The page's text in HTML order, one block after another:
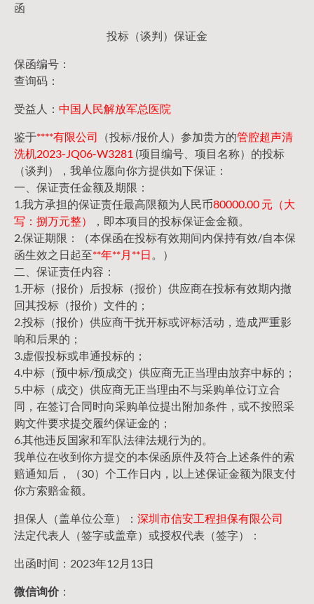
函
投标（谈判）保证金
保函编号：
查询码：
受益人： 中国人民解放军总医院
鉴于****有限公司 （投标/报价人）参加贵方的管腔超声清
洗机2023-JQ06-W3281 (项目编号、项目名称）的投标
（谈判），我单位愿向你方提供如下保证：
一、保证责任金额及期限：
1.我方承担的保证责任最高限额为人民币80000.00 元（大
写：捌万元整）
，即本项目的投标保证金金额。
2.保证期限：（本保函在投标有效期间内保持有效/自本保
函生效之日起至**年**月**日 。）
二、保证责任内容：
1.开标（报价）后投标（报价）供应商在投标有效期内撤
回其投标（报价）文件的；
2.投标（报价）供应商干扰开标或评标活动，造成严重影
响和后果的；
3.虚假投标或串通投标的；
4.中标（预中标/预成交）供应商无正当理由放弃中标的；
5.中标（成交）供应商无正当理由不与采购单位订立合
同，在签订合同时向采购单位提出附加条件，或不按照采
购文件要求提交履约保证金的；
6.其他违反国家和军队法律法规行为的。
我单位在收到你方提交的本保函原件及符合上述条件的索
赔通知后，（30）个工作日内，以上述保证金额为限支付
你方索赔金额。
担保人（盖单位公章）： 深圳市信安工程担保有限公司
法定代表人（签字或盖章）或授权代表（签字）：
出函时间：2023年12月13日
微信询价：